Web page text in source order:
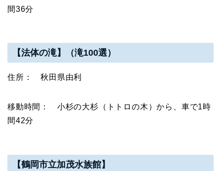
間36分
【法体の滝】（滝100選）
住所： 秋田県由利
移動時間： 小杉の大杉（トトロの木）から、車で1時
間42分
【鶴岡市立加茂水族館】